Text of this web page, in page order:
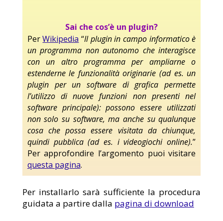
Sai che cos’è un plugin?
PerWikipedia “Il plugin in campo informatico è
un programma non autonomo che interagisce
con un altro programma per ampliarne o
estenderne le funzionalità originarie (ad es. un
plugin per un software di grafica permette
l’utilizzo di nuove funzioni non presenti nel
software principale): possono essere utilizzati
non solo su software, ma anche su qualunque
cosa che possa essere visitata da chiunque,
quindi pubblica (ad es. i videogiochi online).”
Per approfondire l’argomento puoi visitare
questa pagina.
Per installarlo sarà sufficiente la procedura
guidata a partire dalla pagina di download